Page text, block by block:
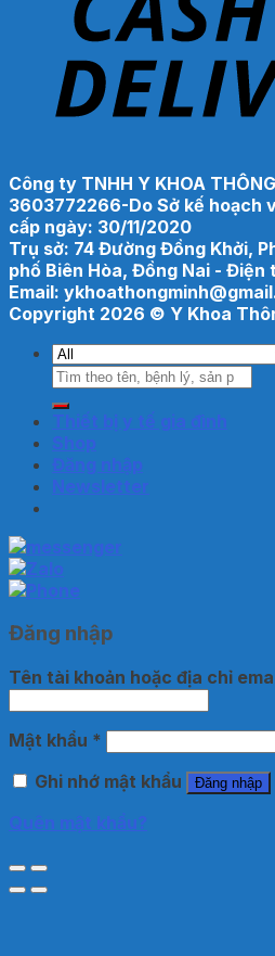
Công ty TNHH Y KHOA
3603772266-Do Sở kế hoạch
cấp ngày: 30/11/2020
Trụ sở: 74 Đường Đồng Khởi,
phố Biên Hòa, Đồng Nai - Điện
Email:
Copyright 2026 © Y Khoa
Tìm
kiếm:
Thiết bị y tế gia đình
Shop
Đăng nhập
Newsletter
Đăng nhập
Tên tài khoản hoặc địa chỉ
Mật khẩu *
Ghi nhớ mật khẩu
Đăng nhập
Quên mật khẩu?